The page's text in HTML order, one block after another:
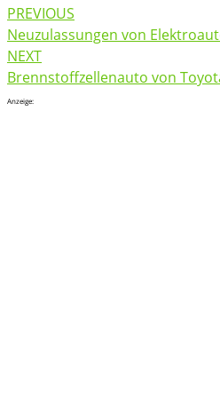
Post
navigation
PREVIOUS
Neuzulassungen von
NEXT
Brennstoffzellenauto von
Anzeige: